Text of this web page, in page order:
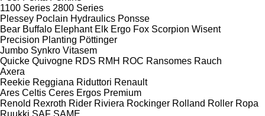
1100 Series 2800 Series
Plessey Poclain Hydraulics Ponsse
Bear Buffalo Elephant Elk Ergo Fox Scorpion Wisent
Precision Planting Pöttinger
Jumbo Synkro Vitasem
Quicke Quivogne RDS RMH ROC Ransomes Rauch
Axera
Reekie Reggiana Riduttori Renault
Ares Celtis Ceres Ergos Premium
Renold Rexroth Rider Riviera Rockinger Rolland Roller Ropa
Ruukki SAF SAME